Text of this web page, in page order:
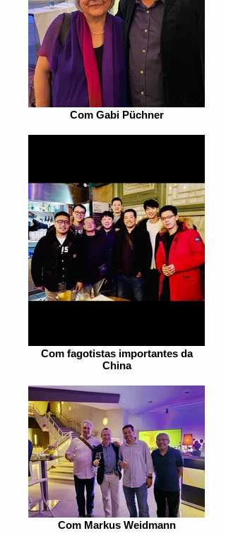
Com Gabi Püchner
Com fagotistas importantes da
China
Com Markus Weidmann